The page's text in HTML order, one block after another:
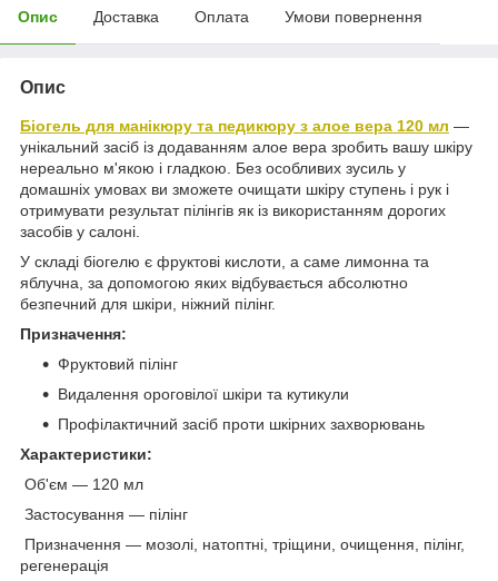
Опис Доставка Оплата Умови повернення
Опис
Біогель для манікюру та педикюру з алое вера 120 мл —
унікальний засіб із додаванням алое вера зробить вашу шкіру
нереально м'якою і гладкою. Без особливих зусиль у
домашніх умовах ви зможете очищати шкіру ступень і рук і
отримувати результат пілінгів як із використанням дорогих
засобів у салоні.
У складі біогелю є фруктові кислоти, а саме лимонна та
яблучна, за допомогою яких відбувається абсолютно
безпечний для шкіри, ніжний пілінг.
Призначення:
Фруктовий пілінг
Видалення ороговілої шкіри та кутикули
Профілактичний засіб проти шкірних захворювань
Характеристики:
Об'єм — 120 мл
Застосування — пілінг
Призначення — мозолі, натоптні, тріщини, очищення, пілінг,
регенерація